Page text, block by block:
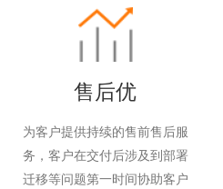
售后优
为客户提供持续的售前售后服
务，客户在交付后涉及到部署
迁移等问题第一时间协助客户